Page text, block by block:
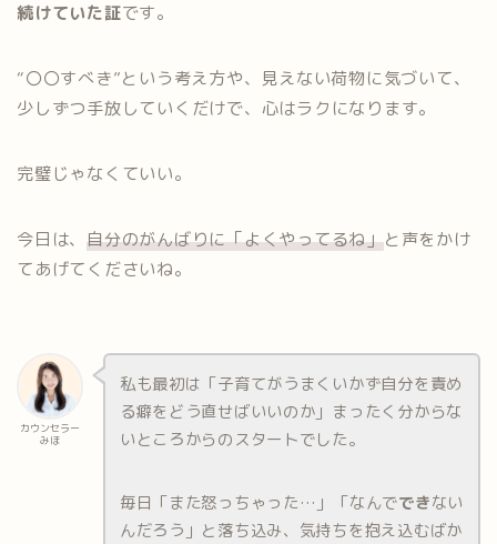
続けていた証です。
“〇〇すべき”という考え方や、見えない荷物に気づいて、
少しずつ手放していくだけで、心はラクになります。
完璧じゃなくていい。
今日は、自分のがんばりに「よくやってるね」と声をかけ
てあげてくださいね。
カウンセラー
みほ
私も最初は「子育てがうまくいかず自分を責め
る癖をどう直せばいいのか」まったく分からな
いところからのスタートでした。
毎日「また怒っちゃった…」「なんでできない
んだろう」と落ち込み、気持ちを抱え込むばか